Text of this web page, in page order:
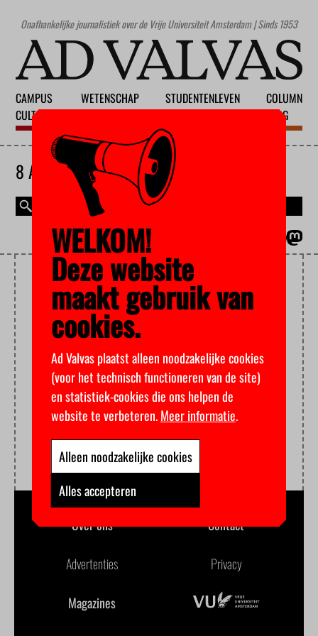
Onafhankelijke journalistiek over de Vrije Universiteit Amsterdam | Sinds 1953
CAMPUS
CULTUUR
WETENSCHAP
STUDENTENLEVEN
COLUMN
BLOG
8 AUGUSTUS 2026
PETITIE
Over ons Contact
Advertenties Privacy
Magazines
WELKOM!
Deze website
maakt gebruik van
cookies.
Ad Valvas plaatst alleen noodzakelijke cookies
(voor het technisch functioneren van de site)
en statistiek-cookies die ons helpen de
website te verbeteren.Meer informatie.
Alleen noodzakelijke cookies
Alles accepteren